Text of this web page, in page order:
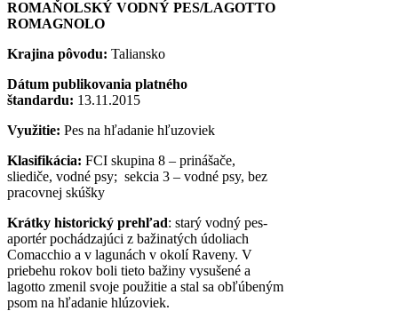
ROMAŇOLSKÝ VODNÝ PES/LAGOTTO
ROMAGNOLO
Krajina pôvodu: Taliansko
Dátum publikovania platného
štandardu: 13.11.2015
Využitie: Pes na hľadanie hľuzoviek
Klasifikácia: FCI skupina 8 – prinášače,
sliediče, vodné psy; sekcia 3 – vodné psy, bez
pracovnej skúšky
Krátky historický prehľad: starý vodný pes-
aportér pochádzajúci z bažinatých údoliach
Comacchio a v lagunách v okolí Raveny. V
priebehu rokov boli tieto bažiny vysušené a
lagotto zmenil svoje použitie a stal sa obľúbeným
psom na hľadanie hlúzoviek.